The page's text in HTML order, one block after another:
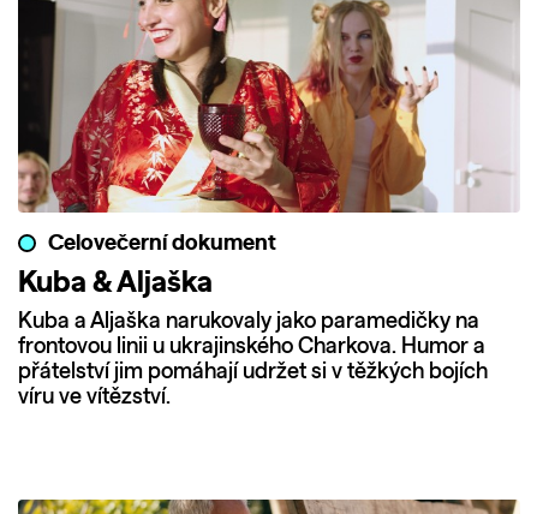
Celovečerní dokument
Kuba & Aljaška
Kuba a Aljaška narukovaly jako paramedičky na
frontovou linii u ukrajinského Charkova. Humor a
přátelství jim pomáhají udržet si v těžkých bojích
víru ve vítězství.